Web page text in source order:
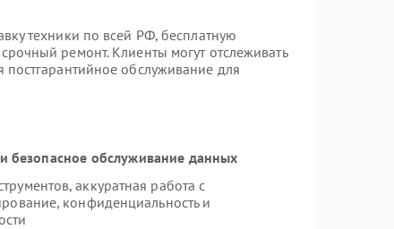
техники по всей РФ, бесплатную
ремонт. Клиенты могут отслеживать
постгарантийное обслуживание для
обслуживание данных
аккуратная работа с
конфиденциальность и